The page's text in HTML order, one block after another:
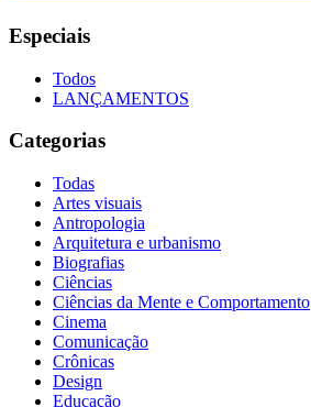
Especiais
Todos
LANÇAMENTOS
Categorias
Todas
Artes visuais
Antropologia
Arquitetura e urbanismo
Biografias
Ciências
Ciências da Mente e Comportamento
Cinema
Comunicação
Crônicas
Design
Educação